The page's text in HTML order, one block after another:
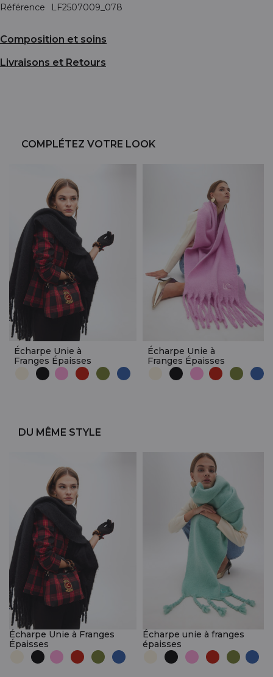
Référence
LF2507009_078
Composition et soins
Livraisons et Retours
COMPLÉTEZ VOTRE LOOK
Écharpe Unie à
Franges Épaisses
Écharpe Unie à
Franges Épaisses
DU MÊME STYLE
Écharpe Unie à Franges
Épaisses
Écharpe unie à franges
épaisses